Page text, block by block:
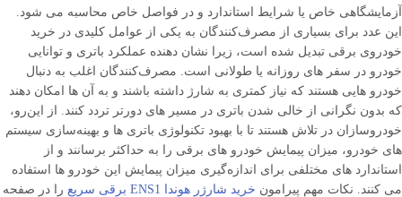
آزمایشگاهی خاص یا شرایط استاندارد و در فواصل خاص محاسبه می ‌شود.
این عدد برای بسیاری از مصرف‌کنندگان به یکی از عوامل کلیدی در خرید
خودروی برقی تبدیل شده است، زیرا نشان ‌دهنده عملکرد باتری و توانایی
خودرو در سفر های روزانه یا طولانی است. مصرف‌کنندگان اغلب به دنبال
خودرو هایی هستند که نیاز کمتری به شارژ داشته باشند و به آن ها امکان دهند
که بدون نگرانی از خالی شدن باتری در مسیر های دورتر تردد کنند. از این‌رو،
خودروسازان در تلاش هستند تا با بهبود تکنولوژی باتری ‌ها و بهینه‌سازی سیستم
‌های خودرو، میزان پیمایش خودرو های برقی را به حداکثر برسانند و از
استاندارد های مختلفی برای اندازه‌گیری میزان پیمایش این خودرو ها استفاده
می ‌کنند. نکات مهم پیرامون خرید شارژر هوندا ENS1 برقی سریع
را در صفحه